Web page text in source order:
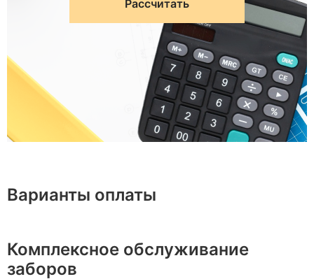
Рассчитать
Варианты оплаты
Комплексное обслуживание
заборов